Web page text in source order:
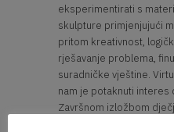
eksperimentirati s
skulpture primjenjujući
pritom kreativnost,
rješavanje problema,
suradničke vještine.
nam je potaknuti interes
Završnom izložbom